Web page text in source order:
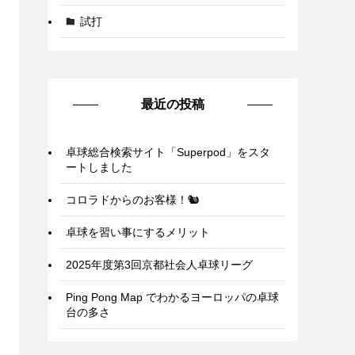
試打
最近の投稿
卓球総合検索サイト「Superpod」をスタ
ートしました
コロラドからのお客様！🐿️
卓球を習い事にするメリット
2025年度第3回京都社会人卓球リーグ
Ping Pong Map でわかるヨーロッパの卓球
台の多さ